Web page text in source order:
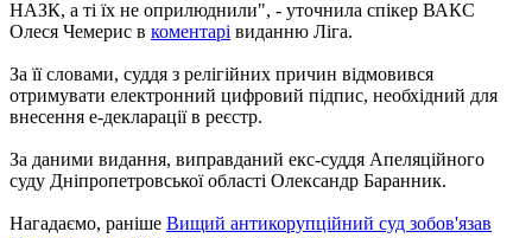
НАЗК, а ті їх не оприлюднили", - уточнила спікер ВАКС
Олеся Чемерис в коментарі виданню Ліга.
За її словами, суддя з релігійних причин відмовився
отримувати електронний цифровий підпис, необхідний для
внесення е-декларації в реєстр.
За даними видання, виправданий екс-суддя Апеляційного
суду Дніпропетровської області Олександр Баранник.
Нагадаємо, раніше Вищий антикорупційний суд зобов'язав